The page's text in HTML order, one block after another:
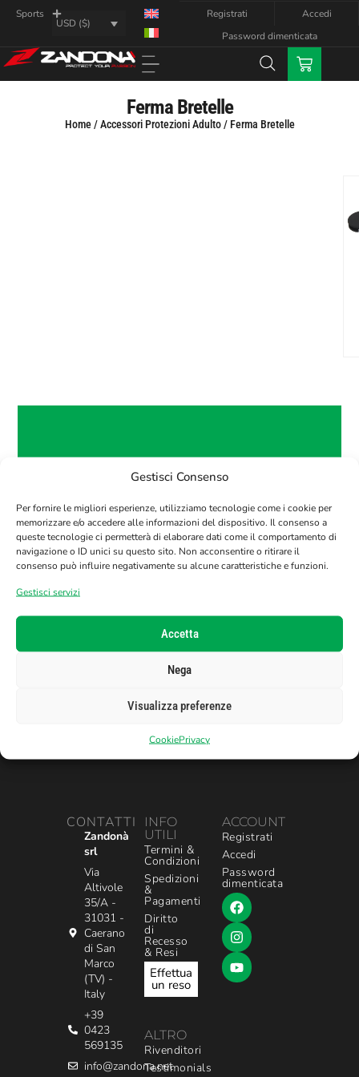
Gestisci Consenso
Per fornire le migliori esperienze, utilizziamo tecnologie come i cookie per
memorizzare e/o accedere alle informazioni del dispositivo. Il consenso a
queste tecnologie ci permetterà di elaborare dati come il comportamento di
navigazione o ID unici su questo sito. Non acconsentire o ritirare il
consenso può influire negativamente su alcune caratteristiche e funzioni.
Gestisci servizi
Accetta
Nega
Visualizza preferenze
CookiePrivacy
Sports
USD ($)
Registrati
Accedi
Password dimenticata
Ferma Bretelle
Home/Accessori Protezioni Adulto/ Ferma Bretelle
OTTIENI IL 10% DI SCONTO SUL TUO
PRIMO ORDINE!
Iscriviti alla nostra newsletter per ricevere il
tuo codice sconto.
E-Mail
CONTATTI
Zandonà
srl
Via
Altivole
35/A -
31031 -
Caerano
di San
Marco
(TV) -
Italy
+39
0423
569135
info@zandona.net
INFO
UTILI
Termini &
Condizioni
Spedizioni
&
Pagamenti
Diritto
di
Recesso
& Resi
Effettua
un reso
ALTRO
Rivenditori
Testimonials
ACCOUNT
Registrati
Accedi
Password
dimenticata